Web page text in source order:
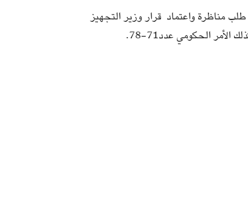
طلب مناظرة واعتماد قرار وزير التجهيز